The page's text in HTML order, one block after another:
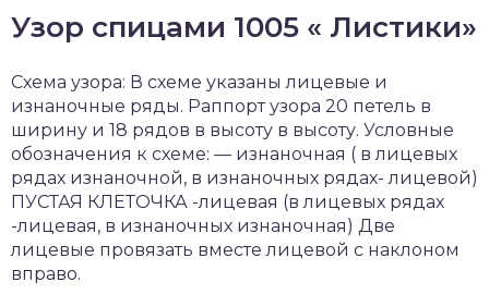
Узор спицами 1005 « Листики»
Схема узора: В схеме указаны лицевые и
изнаночные ряды. Раппорт узора 20 петель в
ширину и 18 рядов в высоту в высоту. Условные
обозначения к схеме: — изнаночная ( в лицевых
рядах изнаночной, в изнаночных рядах- лицевой)
ПУСТАЯ КЛЕТОЧКА -лицевая (в лицевых рядах
-лицевая, в изнаночных изнаночная) Две
лицевые провязать вместе лицевой с наклоном
вправо.